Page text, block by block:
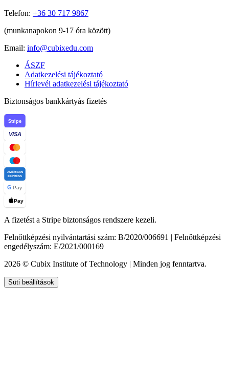
Telefon: +36 30 717 9867
(munkanapokon 9-17 óra között)
Email: info@cubixedu.com
ÁSZF
Adatkezelési tájékoztató
Hírlevél adatkezelési tájékoztató
Biztonságos bankkártyás fizetés
Stripe
VISA
AMERICAN
EXPRESS
G Pay
Pay
A fizetést a Stripe biztonságos rendszere kezeli.
Felnőttképzési nyilvántartási szám: B/2020/006691 | Felnőttképzési
engedélyszám: E/2021/000169
2026 © Cubix Institute of Technology | Minden jog fenntartva.
Süti beállítások